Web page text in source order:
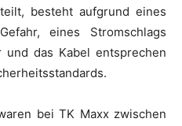
besteht aufgrund eines
eines Stromschlags
das Kabel entsprechen
bei TK Maxx zwischen